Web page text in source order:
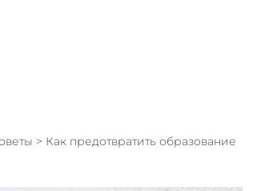
> Как предотвратить образование